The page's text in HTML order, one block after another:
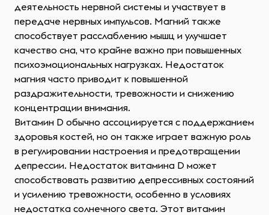
деятельность нервной системы и участвует в
передаче нервных импульсов. Магний также
способствует расслаблению мышц и улучшает
качество сна, что крайне важно при повышенных
психоэмоциональных нагрузках. Недостаток
магния часто приводит к повышенной
раздражительности, тревожности и снижению
концентрации внимания.
Витамин D обычно ассоциируется с поддержанием
здоровья костей, но он также играет важную роль
в регулировании настроения и предотвращении
депрессии. Недостаток витамина D может
способствовать развитию депрессивных состояний
и усилению тревожности, особенно в условиях
недостатка солнечного света. Этот витамин